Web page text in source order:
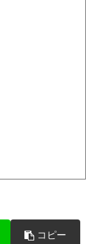
コピー